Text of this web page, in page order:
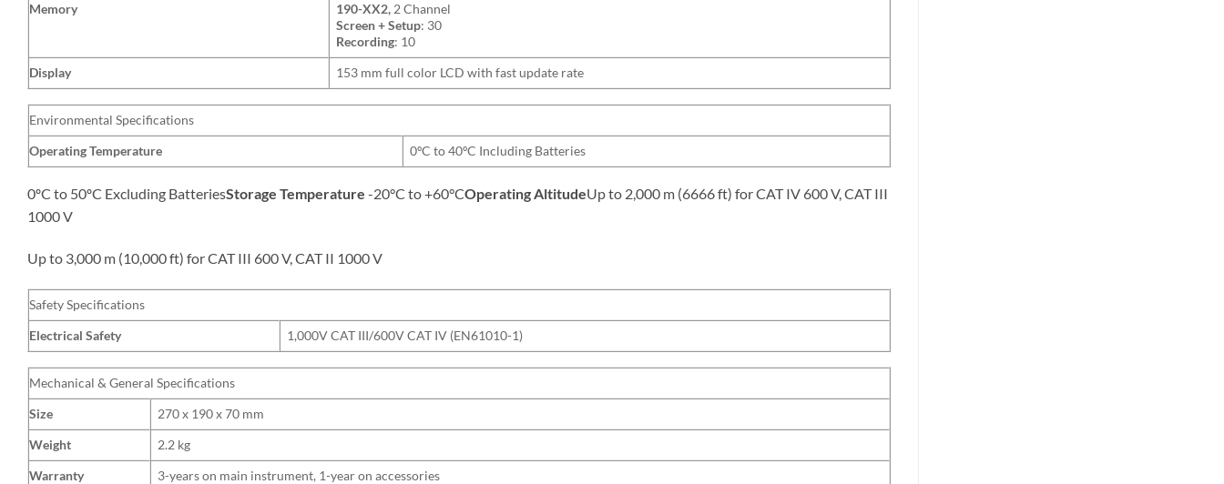
Memory
190-XX2, 2 Channel
Screen + Setup: 30
Recording: 10
Display
153 mm full color LCD with fast update rate
Environmental Specifications
Operating Temperature
0ºC to 40ºC Including Batteries
0ºC to 50ºC Excluding BatteriesStorage Temperature -20°C to +60°COperating AltitudeUp to 2,000 m (6666 ft) for CAT IV 600 V, CAT III
1000 V
Up to 3,000 m (10,000 ft) for CAT III 600 V, CAT II 1000 V
Safety Specifications
Electrical Safety
1,000V CAT III/600V CAT IV (EN61010-1)
Mechanical & General Specifications
Size
270 x 190 x 70 mm
Weight
2.2 kg
Warranty
3-years on main instrument, 1-year on accessories